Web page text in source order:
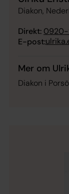
Diakon,
Direkt: 0920-
E-post:
Mer om
Diakon i